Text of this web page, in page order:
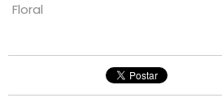
Floral